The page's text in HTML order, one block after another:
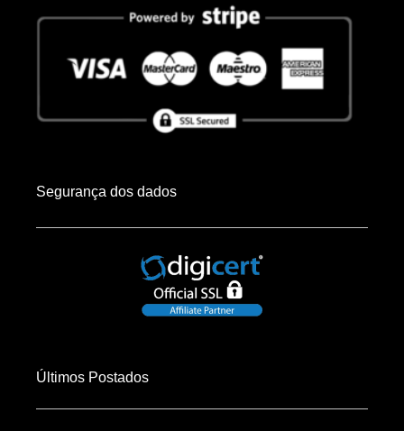
Segurança dos dados
Últimos Postados